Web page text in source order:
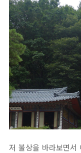
저 불상을 바라보면서